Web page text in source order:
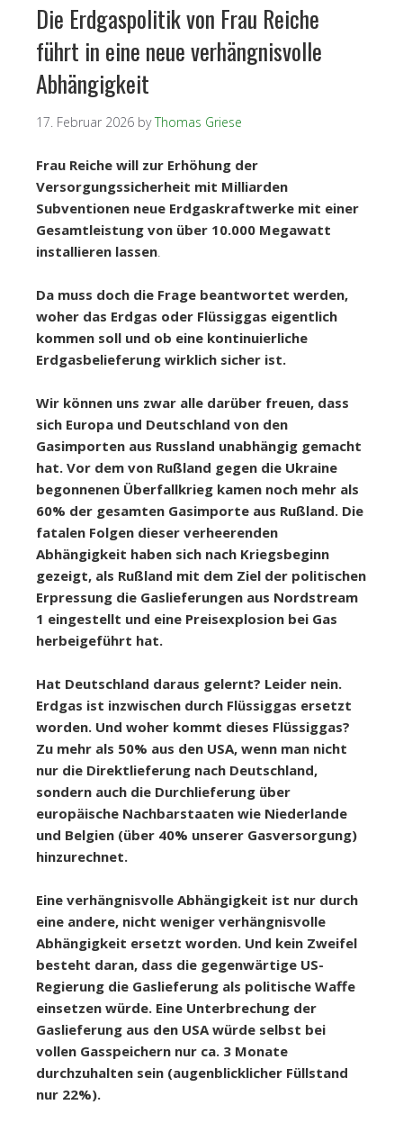
Die Erdgaspolitik von Frau Reiche
führt in eine neue verhängnisvolle
Abhängigkeit
17. Februar 2026 byThomas Griese
Frau Reiche will zur Erhöhung der
Versorgungssicherheit mit Milliarden
Subventionen neue Erdgaskraftwerke mit einer
Gesamtleistung von über 10.000 Megawatt
installieren lassen.
Da muss doch die Frage beantwortet werden,
woher das Erdgas oder Flüssiggas eigentlich
kommen soll und ob eine kontinuierliche
Erdgasbelieferung wirklich sicher ist.
Wir können uns zwar alle darüber freuen, dass
sich Europa und Deutschland von den
Gasimporten aus Russland unabhängig gemacht
hat. Vor dem von Rußland gegen die Ukraine
begonnenen Überfallkrieg kamen noch mehr als
60% der gesamten Gasimporte aus Rußland. Die
fatalen Folgen dieser verheerenden
Abhängigkeit haben sich nach Kriegsbeginn
gezeigt, als Rußland mit dem Ziel der politischen
Erpressung die Gaslieferungen aus Nordstream
1 eingestellt und eine Preisexplosion bei Gas
herbeigeführt hat.
Hat Deutschland daraus gelernt? Leider nein.
Erdgas ist inzwischen durch Flüssiggas ersetzt
worden. Und woher kommt dieses Flüssiggas?
Zu mehr als 50% aus den USA, wenn man nicht
nur die Direktlieferung nach Deutschland,
sondern auch die Durchlieferung über
europäische Nachbarstaaten wie Niederlande
und Belgien (über 40% unserer Gasversorgung)
hinzurechnet.
Eine verhängnisvolle Abhängigkeit ist nur durch
eine andere, nicht weniger verhängnisvolle
Abhängigkeit ersetzt worden. Und kein Zweifel
besteht daran, dass die gegenwärtige US-
Regierung die Gaslieferung als politische Waffe
einsetzen würde. Eine Unterbrechung der
Gaslieferung aus den USA würde selbst bei
vollen Gasspeichern nur ca. 3 Monate
durchzuhalten sein (augenblicklicher Füllstand
nur 22%).